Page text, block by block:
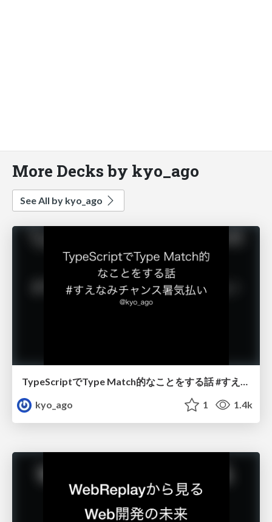
More Decks by kyo_ago
See All by kyo_ago
TypeScriptでType Match的なことをする話 #すえなみチャンス暑気払い
kyo_ago
1 1.4k